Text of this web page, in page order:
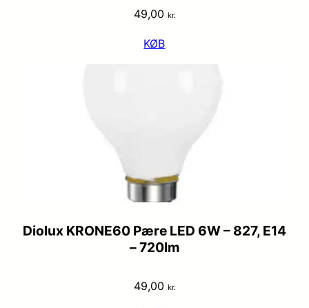
49,00 kr.
KØB
Diolux KRONE60 Pære LED 6W – 827, E14
– 720lm
49,00 kr.